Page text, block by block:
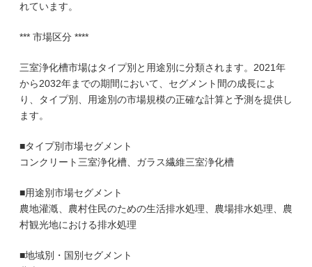
れています。
*** 市場区分 ****
三室浄化槽市場はタイプ別と用途別に分類されます。2021年
から2032年までの期間において、セグメント間の成長によ
り、タイプ別、用途別の市場規模の正確な計算と予測を提供し
ます。
■タイプ別市場セグメント
コンクリート三室浄化槽、ガラス繊維三室浄化槽
■用途別市場セグメント
農地灌漑、農村住民のための生活排水処理、農場排水処理、農
村観光地における排水処理
■地域別・国別セグメント